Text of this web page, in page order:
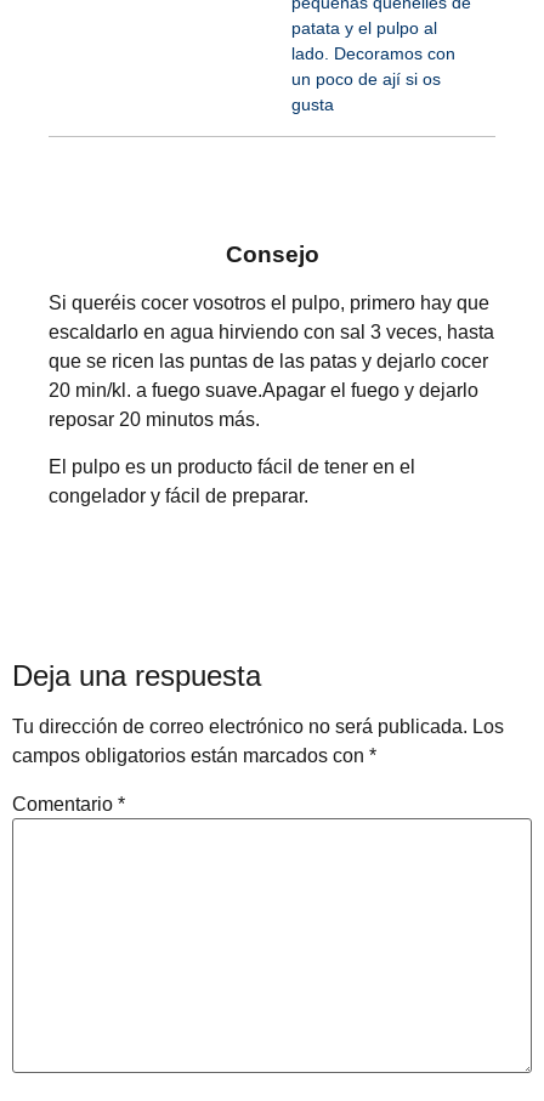
patata y el pulpo al
lado. Decoramos con
un poco de ají si os
gusta
Consejo
Si queréis cocer vosotros el pulpo, primero hay que
escaldarlo en agua hirviendo con sal 3 veces, hasta
que se ricen las puntas de las patas y dejarlo cocer
20 min/kl. a fuego suave.Apagar el fuego y dejarlo
reposar 20 minutos más.
El pulpo es un producto fácil de tener en el
congelador y fácil de preparar.
Deja una respuesta
Tu dirección de correo electrónico no será publicada. Los
campos obligatorios están marcados con *
Comentario *